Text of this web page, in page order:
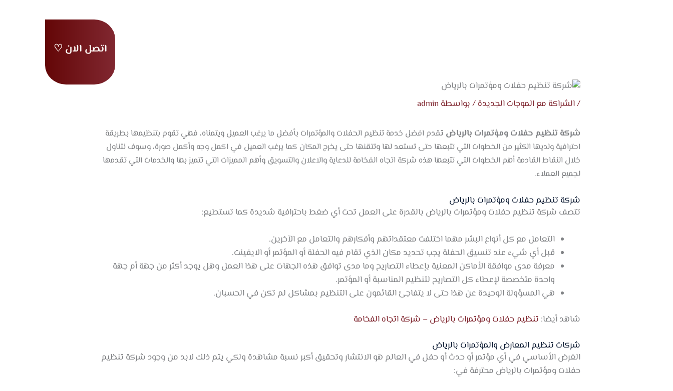
اتصل الان ♡
/الشراكة مع الموجات الجديدة/ بواسطة admin
شركة تنظيم حفلات ومؤتمرات بالرياض تقدم افضل خدمة تنظيم الحفلات والمؤتمرات بأفضل ما يرغب العميل ويتمناه، فهي تقوم بتنظيمها بطريقة
احترافية ولديها الكثير من الخطوات التي تتبعها حتى تستعد لها وتتقنها حتى يخرج المكان كما يرغب العميل في اكمل وجه وأكمل صورة، وسوف نتناول
خلال النقاط القادمة أهم الخطوات التي تتبعها هذه شركة اتجاه الفخامة للدعاية والاعلان والتسويقوأهم المميزات التي تتميز بها والخدمات التي تقدمها
لجميع العملاء.
شركة تنظيم حفلات ومؤتمرات بالرياض
تتصف شركة تنظيم حفلات ومؤتمرات بالرياض بالقدرة على العمل تحت أي ضغط باحترافية شديدة كما تستطيع:
التعامل مع كل أنواع البشر مهما اختلفت معتقداتهم وأفكارهم والتعامل مع الآخرين.
قبل أي شيء عند تنسيق الحفلة يجب تحديد مكان الذي تقام فيه الحفلة أو المؤتمر أو الايفينت.
معرفة مدى موافقة الأماكن المعنية بإعطاء التصاريح وما مدى توافق هذه الجهات على هذا العمل وهل يوجد أكثر من جهة أم جهة
واحدة متخصصة لإعطاء كل التصاريح لتنظيم المناسبة أو المؤتمر.
هي المسؤولة الوحيدة عن هذا حتى لا يتفاجئ القائمون على التنظيم بمشاكل لم تكن في الحسبان.
شاهد أيضا: تنظيم حفلات ومؤتمرات بالرياض – شركة اتجاه الفخامة
شركات تنظيم المعارض والمؤتمرات بالرياض
الغرض الأساسي في أي مؤتمر أو حدث أو حفل في العالم هو الانتشار وتحقيق أكبر نسبة مشاهدة ولكي يتم ذلك لابد من وجود شركة تنظيم
حفلات ومؤتمرات بالرياض محترفة في: